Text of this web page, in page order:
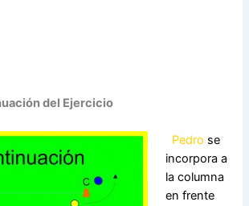
del Ejercicio
Pedro se
incorpora a
la columna
en frente